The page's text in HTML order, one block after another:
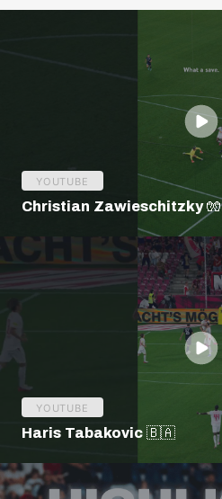
YOUTUBE
Christian Zawieschitzky 🧤
YOUTUBE
Haris Tabakovic 🇧🇦